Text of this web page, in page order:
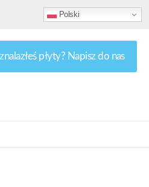
Polski
płyty? Napisz do nas